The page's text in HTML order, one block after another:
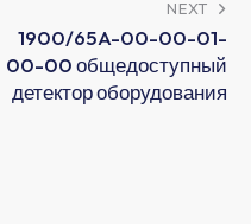
NEXT
1900/65A-00-00-01-
00-00 общедоступный
детектор оборудования